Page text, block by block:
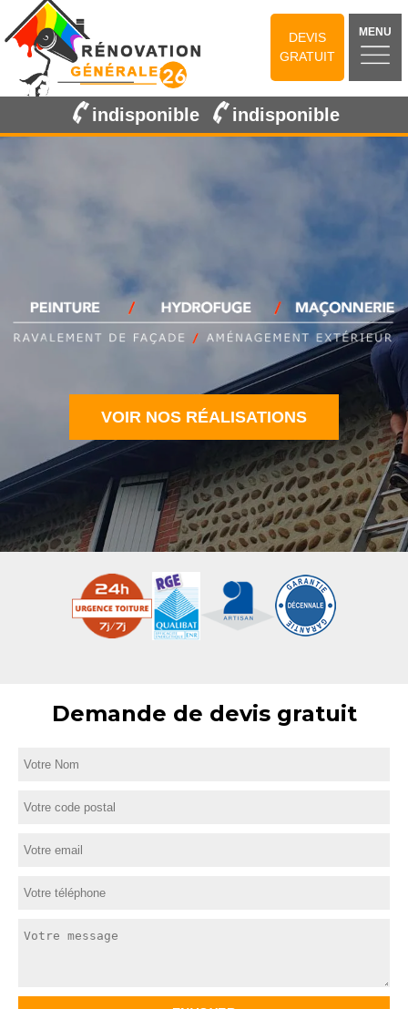
DEVIS
GRATUIT
MENU
indisponible indisponible
VOIR NOS RÉALISATIONS
Demande de devis gratuit